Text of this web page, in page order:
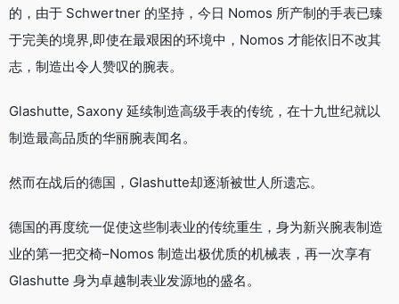
的，由于 Schwertner 的坚持，今日 Nomos 所产制的手表已臻
于完美的境界,即使在最艰困的环境中，Nomos 才能依旧不改其
志，制造出令人赞叹的腕表。
Glashutte, Saxony 延续制造高级手表的传统，在十九世纪就以
制造最高品质的华丽腕表闻名。
然而在战后的德国，Glashutte却逐渐被世人所遗忘。
德国的再度统一促使这些制表业的传统重生，身为新兴腕表制造
业的第一把交椅–Nomos 制造出极优质的机械表，再一次享有
Glashutte 身为卓越制表业发源地的盛名。